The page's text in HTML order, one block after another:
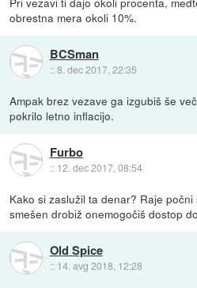
obrestna mera okoli 10%.
BCSman
::8. dec 2017, 22:35
Ampak brez vezave ga izgubiš še
pokrilo letno inflacijo.
Furbo
:: 12. dec 2017, 08:54
Kako si zaslužil ta denar? Raje
smešen drobiž onemogočiš dostop
Old Spice
:: 14. avg 2018, 12:28